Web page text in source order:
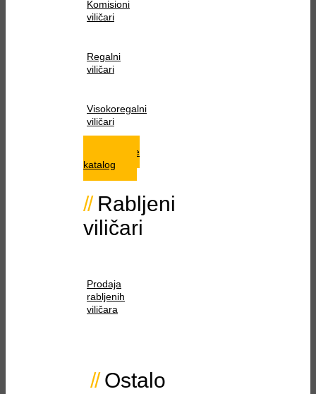
Komisioni
viličari
Regalni
viličari
Visokoregalni
viličari
Istražite
katalog
Rabljeni
viličari
Prodaja
rabljenih
viličara
Ostalo